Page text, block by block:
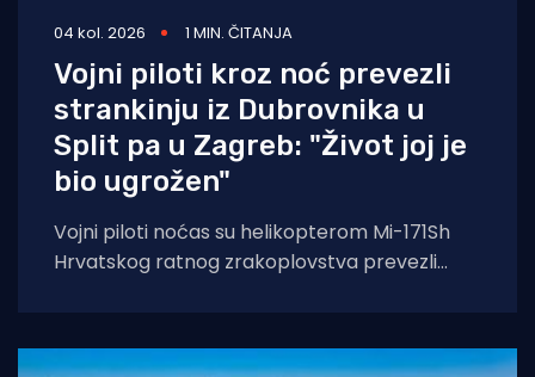
04 kol. 2026 1 MIN. ČITANJA
Vojni piloti kroz noć prevezli
strankinju iz Dubrovnika u
Split pa u Zagreb: "Život joj je
bio ugrožen"
Vojni piloti noćas su helikopterom Mi-171Sh
Hrvatskog ratnog zrakoplovstva prevezli